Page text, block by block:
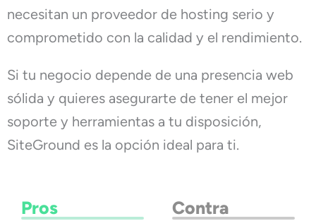
necesitan un proveedor de hosting serio y
comprometido con la calidad y el rendimiento.
Si tu negocio depende de una presencia web
sólida y quieres asegurarte de tener el mejor
soporte y herramientas a tu disposición,
SiteGround es la opción ideal para ti.
Pros Contra